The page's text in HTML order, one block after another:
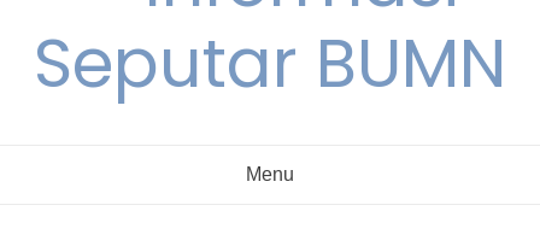
Seputar BUMN
Menu